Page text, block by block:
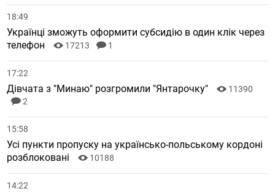
18:49
Українці зможуть оформити субсидію в один клік через
телефон
17213 1
17:22
Дівчата з "Минаю" розгромили "Янтарочку"
11390
2
15:58
Усі пункти пропуску на українсько-польському кордоні
розблоковані
10188
14:22